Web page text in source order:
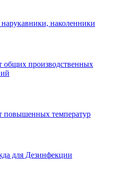
наколенники
общих производственных
повышенных температур
для Дезинфекции